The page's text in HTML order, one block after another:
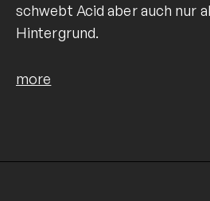
schwebt Acid aber auch nur
Hintergrund.
more